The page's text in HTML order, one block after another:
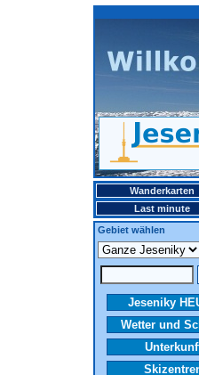
Wanderkarten
Last minute
Gebiet wählen
Jeseniky
Wetter und